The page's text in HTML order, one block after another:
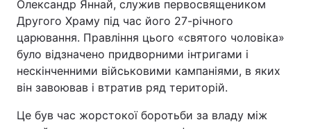
Реклама на сайті Фотобанк
Моніторинг Пресцентр
Олександр Яннай, служив первосвящеником
Другого Храму під час його 27-річного
царювання. Правління цього «святого чоловіка»
було відзначено придворними інтригами і
нескінченними військовими кампаніями, в яких
він завоював і втратив ряд територій.
Це був час жорстокої боротьби за владу між